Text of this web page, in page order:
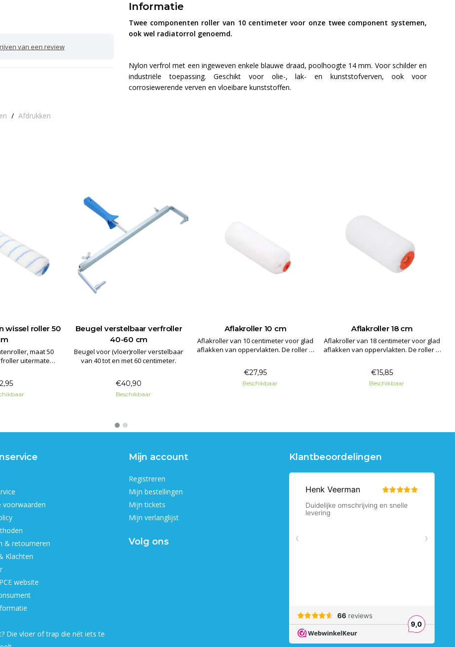
van een review
/ Afdrukken
Informatie
Twee componenten roller van 10 centimeter voor onze twee component systemen,
ook wel radiatorrol genoemd.
Nylon verfrol met een ingeweven enkele blauwe draad, poolhoogte 14 mm. Voor schilder en
industriële toepassing. Geschikt voor olie-, lak- en kunststofverven, ook voor
corrosiewerende verven en vloeibare kunststoffen.
wissel roller 50
maat 50
uitermate
en
verven.
Beugel verstelbaar verfroller
40-60 cm
Beugel voor (vloer)roller verstelbaar
van 40 tot en met 60 centimeter.
€40,90
Beschikbaar
Aflakroller 10 cm
Aflakroller van 10 centimeter voor glad
aflakken van oppervlakten. De roller is
€27,95
Beschikbaar
Aflakroller 18 cm
Aflakroller van 18 centimeter voor glad
aflakken van oppervlakten. De roller is
€15,85
Beschikbaar
voorwaarden
& retourneren
Klachten
website
Die vloer of trap die nét iets te
Mijn account
Registreren
Mijn bestellingen
Mijn tickets
Mijn verlanglijst
Volg ons
Klantbeoordelingen